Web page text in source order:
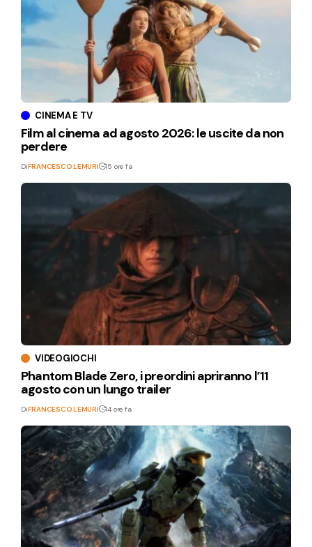
CINEMA E TV
Film al cinema ad agosto 2026: le uscite da non
perdere
DiFRANCESCO LEMURI 15 ore fa
VIDEOGIOCHI
Phantom Blade Zero, i preordini apriranno l’11
agosto con un lungo trailer
DiFRANCESCO LEMURI 14 ore fa